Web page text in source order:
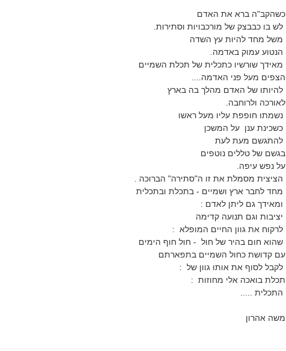
כשהקב"ה ברא את האדם
לש בו כבבצק של מורכבויות וסתירות.
משל מחד להיות עץ השדה
הנטוע עמוק באדמה.
מאידך שורשיו כתכלית של תכלת השמיים
הצפים מעל פני האדמה....
להיותו של האדם מהלך בה בארץ
לאורכה ולרוחבה.
נשמתו חופפת עליו מעל ראשו
כשכינת ענן על המשכן
להתגשם מעת לעת
בגשם של טללים נוטפים
על נפש עיפה.
הציצית מסמלת את זו ה"סתירה" הברוכה .
מחד לחבר ארץ ושמיים - בתכלת ובתכלית
ומאידך גם ליתן לאדם :
יציבות וגם תנועה קדימה
לרקוח את גוון החיים המופלא :
שהוא חום בהיר של חול - חול חוף הימים
עם קדושת כחול השמיים בתפארתם
לקבל לסוף את אותו גוון של :
תכלת בואכה אלי מחוזות :
התכלית .....
משה אהרון